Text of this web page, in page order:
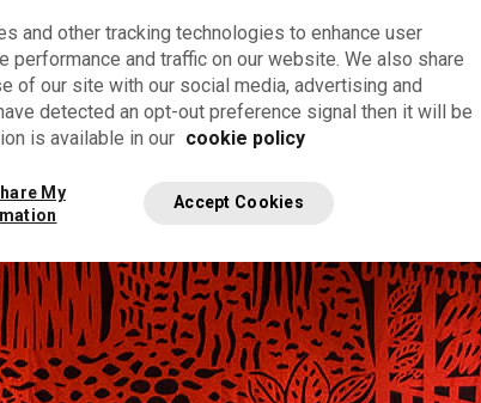
时热衷于即兴演奏的弦乐乐师。
and other tracking technologies to enhance user
performance and traffic on our website. We also share
of our site with our social media, advertising and
detected an opt-out preference signal then it will be
is available in our cookie policy
My
Accept Cookies